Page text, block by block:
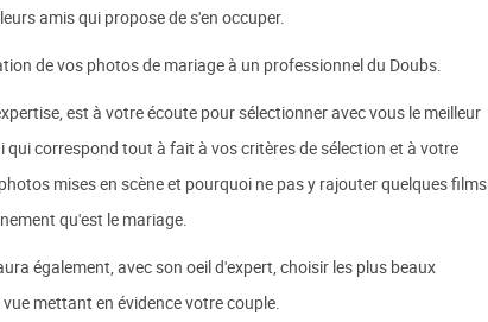
amis qui propose de s'en occuper.
de vos photos de mariage à un professionnel du Doubs.
est à votre écoute pour sélectionner avec vous le meilleur
qui correspond tout à fait à vos critères de sélection et à votre
mises en scène et pourquoi ne pas y rajouter quelques films
qu'est le mariage.
également, avec son oeil d'expert, choisir les plus beaux
mettant en évidence votre couple.